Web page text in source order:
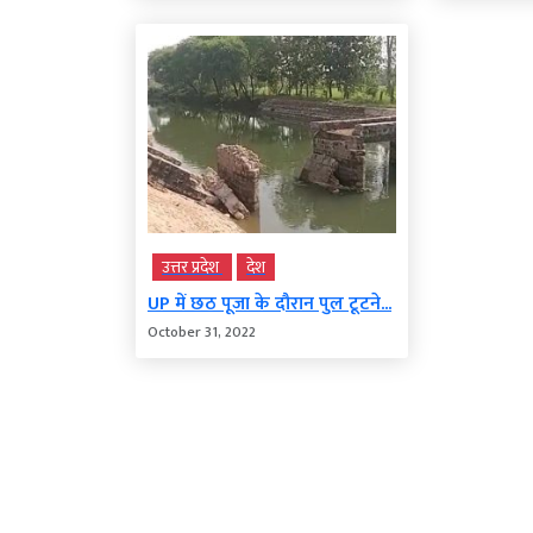
उत्तर प्रदेश देश
UP में छठ पूजा के दौरान पुल टूटने...
October 31, 2022